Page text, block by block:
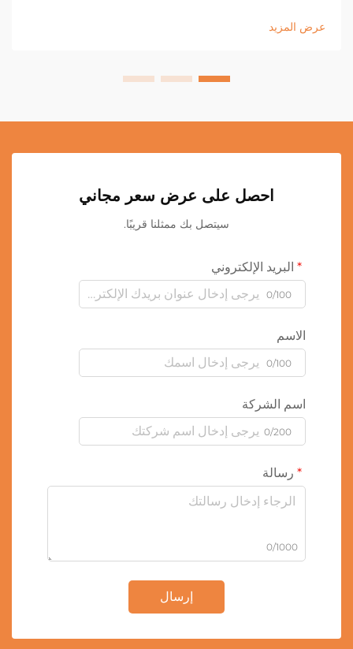
عرض المزيد
احصل على عرض سعر مجاني
سيتصل بك ممثلنا قريبًا.
البريد الإلكتروني
0/100
الاسم
0/100
اسم الشركة
0/200
رسالة
0/1000
إرسال